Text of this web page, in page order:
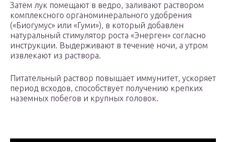
Затем лук помещают в ведро, заливают раствором
комплексного органоминерального удобрения
(«Биогумус» или «Гуми»), в который добавлен
натуральный стимулятор роста «Энерген» согласно
инструкции. Выдерживают в течение ночи, а утром
извлекают из раствора.
Питательный раствор повышает иммунитет, ускоряет
период всходов, способствует получению крепких
наземных побегов и крупных головок.